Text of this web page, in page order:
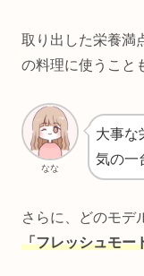
取り出した栄養満
の料理に使うこと
なな
大事な
気の一
さらに、どのモデ
「フレッシュモー